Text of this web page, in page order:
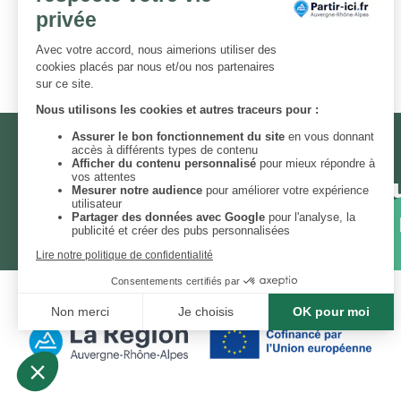
Visite du Confisarium
NEWSLETTER
Chaque mois, un thème et
engagées. Inscrivez-vous